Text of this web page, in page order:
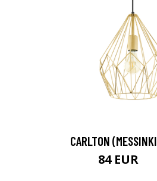
CARLTON
84 EUR